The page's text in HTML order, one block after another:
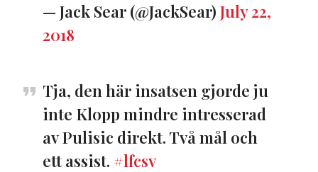
— Jack Sear (@JackSear) July 22,
2018
Tja, den här insatsen gjorde ju
inte Klopp mindre intresserad
av Pulisic direkt. Två mål och
ett assist. #lfcsv